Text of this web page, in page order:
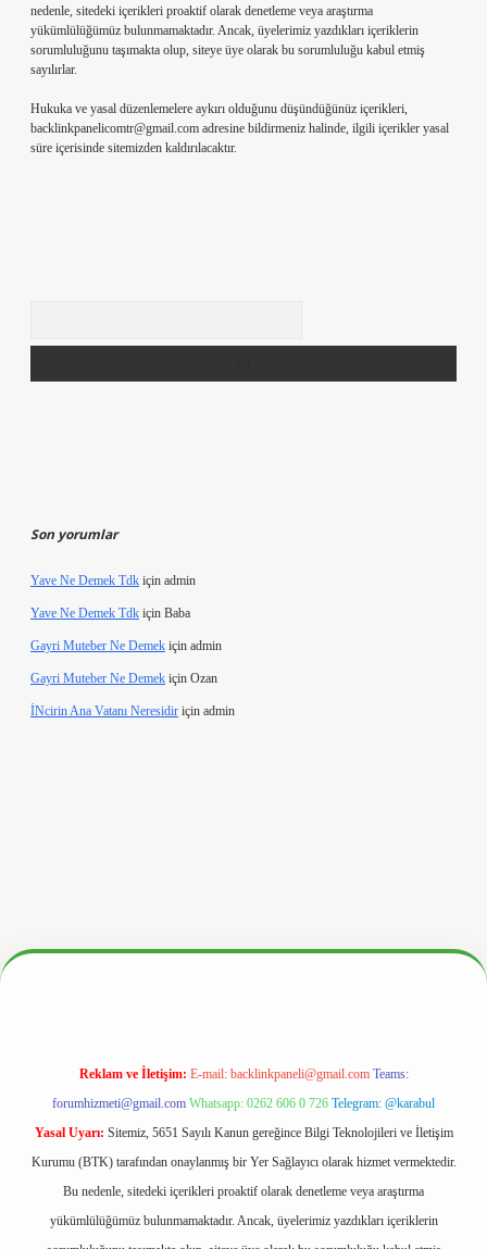
nedenle, sitedeki içerikleri proaktif olarak denetleme veya araştırma
yükümlülüğümüz bulunmamaktadır. Ancak, üyelerimiz yazdıkları içeriklerin
sorumluluğunu taşımakta olup, siteye üye olarak bu sorumluluğu kabul etmiş
sayılırlar.
Hukuka ve yasal düzenlemelere aykırı olduğunu düşündüğünüz içerikleri,
backlinkpanelicomtr@gmail.com adresine bildirmeniz halinde, ilgili içerikler yasal
süre içerisinde sitemizden kaldırılacaktır.
Son yorumlar
Yave Ne Demek Tdk için admin
Yave Ne Demek Tdk için Baba
Gayri Muteber Ne Demek için admin
Gayri Muteber Ne Demek için Ozan
İNcirin Ana Vatanı Neresidir için admin
Reklam ve İletişim: E-mail: backlinkpaneli@gmail.com Teams:
forumhizmeti@gmail.com Whatsapp: 0262 606 0 726 Telegram: @karabul
Yasal Uyarı: Sitemiz, 5651 Sayılı Kanun gereğince Bilgi Teknolojileri ve İletişim
Kurumu (BTK) tarafından onaylanmış bir Yer Sağlayıcı olarak hizmet vermektedir.
Bu nedenle, sitedeki içerikleri proaktif olarak denetleme veya araştırma
yükümlülüğümüz bulunmamaktadır. Ancak, üyelerimiz yazdıkları içeriklerin